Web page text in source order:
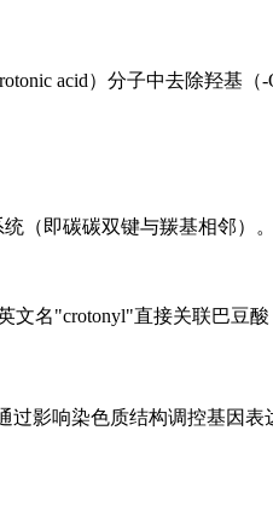
acid）分子中去除羟基
（即碳碳双键与羰基相邻）
名"crotonyl"直接关联巴豆酸
影响染色质结构调控基因